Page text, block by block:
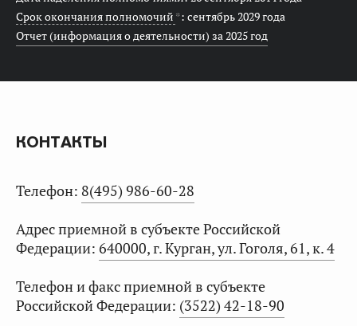
Срок окончания полномочий *: сентябрь 2029 года
Отчет (информация о деятельности) за 2025 год
КОНТАКТЫ
Телефон: 8(495) 986-60-28
Адрес приемной в субъекте Российской
Федерации: 640000, г. Курган, ул. Гоголя, 61, к. 4
Телефон и факс приемной в субъекте
Российской Федерации: (3522) 42-18-90